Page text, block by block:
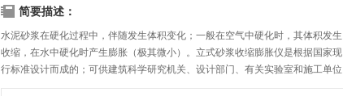
简要描述：
水泥砂浆在硬化过程中，伴随发生体积变化；一般在空气中硬化时，其体积发生
收缩，在水中硬化时产生膨胀（极其微小）。立式砂浆收缩膨胀仪是根据国家现
行标准设计而成的；可供建筑科学研究机关、设计部门、有关实验室和施工单位
用来测定砂浆硬化过程中的变化量。立式砂浆收缩膨胀仪厂家